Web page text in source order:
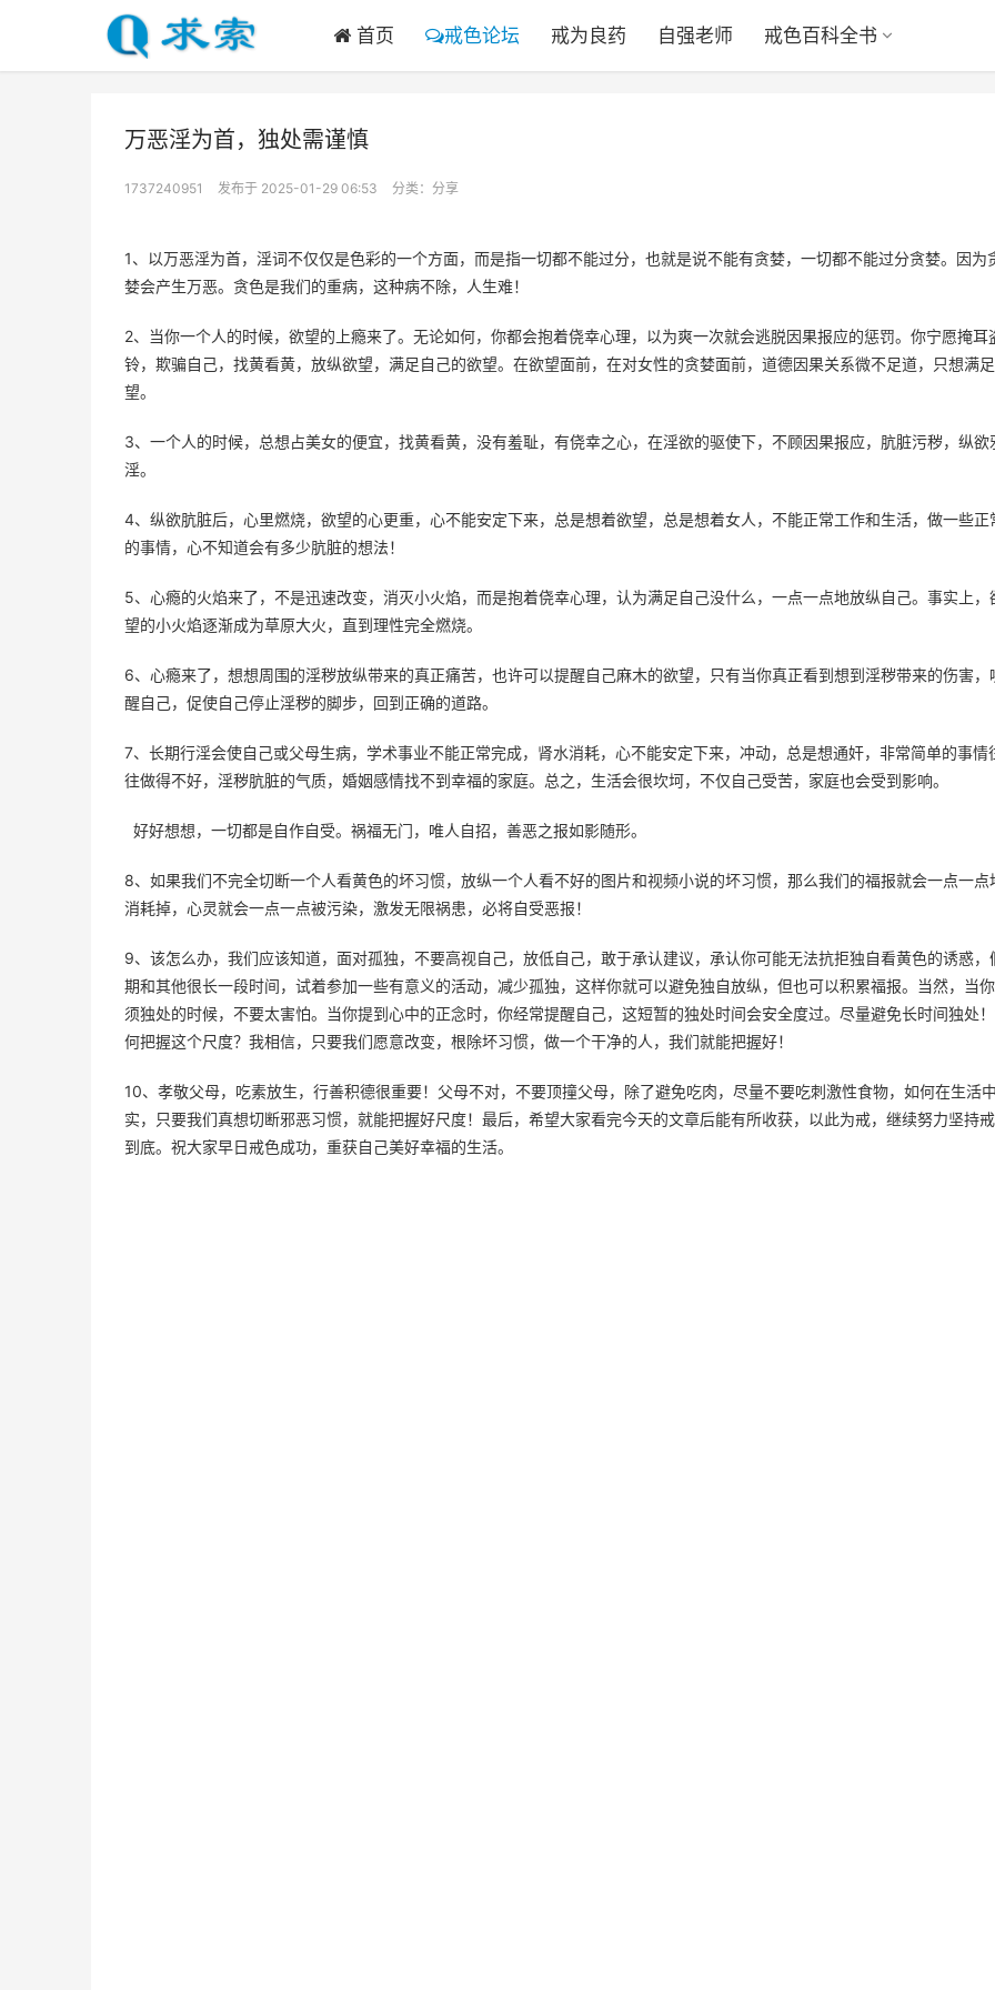
首页 戒色论坛 戒为良药 自强老师 戒色百科全书
万恶淫为首，独处需谨慎
1737240951 发布于 2025-01-29 06:53 分类： 分享
1、以万恶淫为首，淫词不仅仅是色彩的一个方面，而是指一切都不能过分，也就是说不能有贪婪，一切都不能过分贪婪。因为
婪会产生万恶。贪色是我们的重病，这种病不除，人生难！
2、当你一个人的时候，欲望的上瘾来了。无论如何，你都会抱着侥幸心理，以为爽一次就会逃脱因果报应的惩罚。你宁愿掩耳
铃，欺骗自己，找黄看黄，放纵欲望，满足自己的欲望。在欲望面前，在对女性的贪婪面前，道德因果关系微不足道，只想满
望。
3、一个人的时候，总想占美女的便宜，找黄看黄，没有羞耻，有侥幸之心，在淫欲的驱使下，不顾因果报应，肮脏污秽，纵欲
淫。
4、纵欲肮脏后，心里燃烧，欲望的心更重，心不能安定下来，总是想着欲望，总是想着女人，不能正常工作和生活，做一些正
的事情，心不知道会有多少肮脏的想法！
5、心瘾的火焰来了，不是迅速改变，消灭小火焰，而是抱着侥幸心理，认为满足自己没什么，一点一点地放纵自己。事实上，
望的小火焰逐渐成为草原大火，直到理性完全燃烧。
6、心瘾来了，想想周围的淫秽放纵带来的真正痛苦，也许可以提醒自己麻木的欲望，只有当你真正看到想到淫秽带来的伤害，
醒自己，促使自己停止淫秽的脚步，回到正确的道路。
7、长期行淫会使自己或父母生病，学术事业不能正常完成，肾水消耗，心不能安定下来，冲动，总是想通奸，非常简单的事情
往做得不好，淫秽肮脏的气质，婚姻感情找不到幸福的家庭。总之，生活会很坎坷，不仅自己受苦，家庭也会受到影响。
好好想想，一切都是自作自受。祸福无门，唯人自招，善恶之报如影随形。
8、如果我们不完全切断一个人看黄色的坏习惯，放纵一个人看不好的图片和视频小说的坏习惯，那么我们的福报就会一点一点
消耗掉，心灵就会一点一点被污染，激发无限祸患，必将自受恶报！
9、该怎么办，我们应该知道，面对孤独，不要高视自己，放低自己，敢于承认建议，承认你可能无法抗拒独自看黄色的诱惑，
期和其他很长一段时间，试着参加一些有意义的活动，减少孤独，这样你就可以避免独自放纵，但也可以积累福报。当然，当
须独处的时候，不要太害怕。当你提到心中的正念时，你经常提醒自己，这短暂的独处时间会安全度过。尽量避免长时间独处
何把握这个尺度？我相信，只要我们愿意改变，根除坏习惯，做一个干净的人，我们就能把握好！
10、孝敬父母，吃素放生，行善积德很重要！父母不对，不要顶撞父母，除了避免吃肉，尽量不要吃刺激性食物，如何在生活
实，只要我们真想切断邪恶习惯，就能把握好尺度！最后，希望大家看完今天的文章后能有所收获，以此为戒，继续努力坚持
到底。祝大家早日戒色成功，重获自己美好幸福的生活。